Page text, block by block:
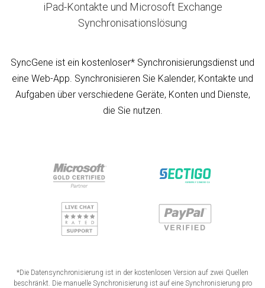
iPad-Kontakte und Microsoft Exchange
Synchronisationslösung
SyncGene ist ein kostenloser* Synchronisierungsdienst und
eine Web-App. Synchronisieren Sie Kalender, Kontakte und
Aufgaben über verschiedene Geräte, Konten und Dienste,
die Sie nutzen.
*Die Datensynchronisierung ist in der kostenlosen Version auf zwei Quellen
beschränkt. Die manuelle Synchronisierung ist auf eine Synchronisierung pro